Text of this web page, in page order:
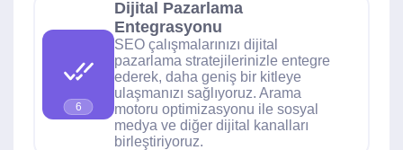
6
Dijital Pazarlama
Entegrasyonu
SEO çalışmalarınızı dijital
pazarlama stratejilerinizle entegre
ederek, daha geniş bir kitleye
ulaşmanızı sağlıyoruz. Arama
motoru optimizasyonu ile sosyal
medya ve diğer dijital kanalları
birleştiriyoruz.